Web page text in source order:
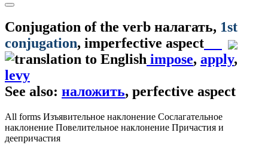
Conjugation of the verb налагать, 1st
conjugation, imperfective aspect
impose, apply,
levy
See also: наложить, perfective aspect
All forms Изъявительное наклонение Сослагательное
наклонение Повелительное наклонение Причастия и
деепричастия